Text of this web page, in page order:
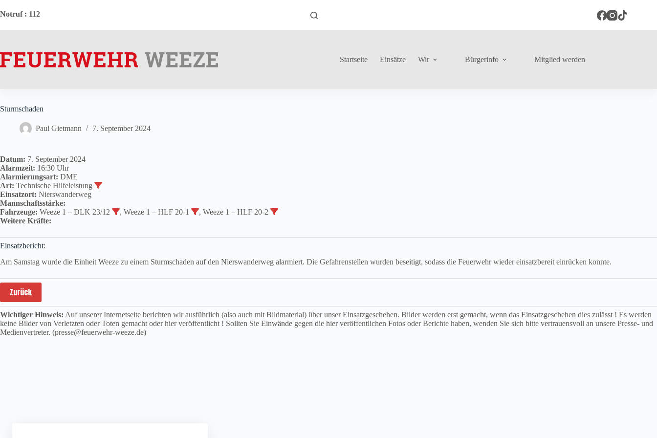
Inhalt
Notruf: 112
Startseite Einsätze Wir Bürgerinfo Mitglied werden
Sturmschaden
Paul Gietmann 7. September 2024
Datum: 7. September 2024
Alarmzeit: 16:30 Uhr
Alarmierungsart: DME
Art: Technische Hilfeleistung
Einsatzort: Nierswanderweg
Mannschaftsstärke:
Fahrzeuge: Weeze 1 – DLK 23/12 , Weeze 1 – HLF 20-1
, Weeze 1 – HLF 20-2
Weitere Kräfte:
Einsatzbericht:
Am Samstag wurde die Einheit Weeze zu einem Sturmschaden auf den Nierswanderweg alarmiert. Die Gefahrenstellen wurden beseitigt, sodass die Feuerwehr wieder einsatzbereit einrücken konnte.
Zurück
Wichtiger Hinweis: Auf unserer Internetseite berichten wir ausführlich (also auch mit Bildmaterial) über unser Einsatzgeschehen. Bilder werden erst gemacht, wenn das Einsatzgeschehen dies zulässt ! Es werden
keine Bilder von Verletzten oder Toten gemacht oder hier veröffentlicht ! Sollten Sie Einwände gegen die hier veröffentlichen Fotos oder Berichte haben, wenden Sie sich bitte vertrauensvoll an unsere Presse- und
Medienvertreter. (presse@feuerwehr-weeze.de)